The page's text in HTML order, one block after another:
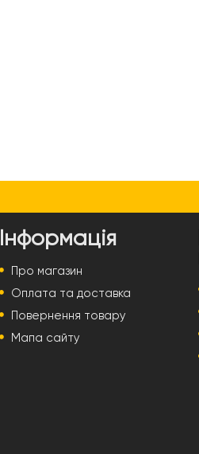
Інформація
Про магазин
Оплата та доставка
Повернення товару
Мапа сайту